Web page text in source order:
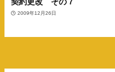
2009年12月26日